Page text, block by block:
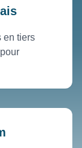
en tiers